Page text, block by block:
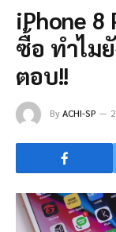
iPhone 8
ซื้อ ทำไม
ตอบ!!
ByACHI-SP